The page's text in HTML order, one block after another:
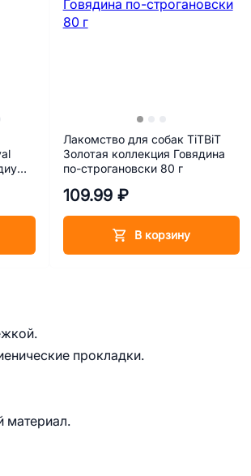
прокладки.
материал.
Лакомство для собак TiTBiT
Золотая коллекция Говядина
по-строгановски 80 г
109.99 ₽
В корзину